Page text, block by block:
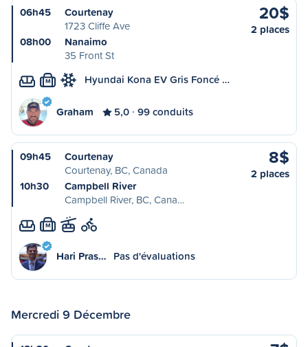
06h45
Courtenay
1723 Cliffe Ave
08h00
Nanaimo
35 Front St
20$
2 places
M Hyundai Kona EV Gris Foncé …
Graham 5,0 99 conduits
09h45
Courtenay
Courtenay, BC, Canada
10h30
Campbell River
Campbell River, BC, Cana…
8$
2 places
M
Hari Pras… Pas d'évaluations
Mercredi 9 Décembre